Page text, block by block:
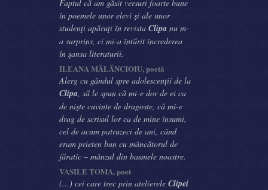
Faptul că am găsit versuri foarte bune
în poemele unor elevi şi ale unor
studenţi apăruţi în revista Clipa nu m-
a surprins, ci mi-a întărit încrederea
în şansa literaturii.
ILEANA MĂLĂNCIOIU, poetă
Alerg cu gândul spre adolescenţii de la
Clipa, să le spun că mi-e dor de ei ca
de nişte cuvinte de dragoste, că mi-e
drag de scrisul lor ca de mine însumi,
cel de acum patruzeci de ani, când
eram prieten bun cu mâncătorul de
jăratic – mânzul din basmele noastre.
VASILE TOMA, poet
(...) cei care trec prin atelierele Clipei